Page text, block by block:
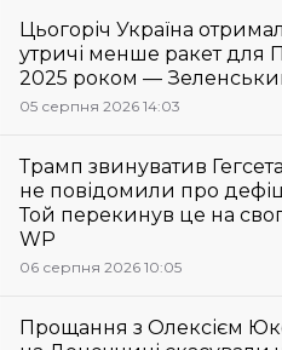
Цьогоріч Україна
утричі менше ракет для
2025 роком —
05 серпня 2026 14:03
Трамп звинуватив
не повідомили про
Той перекинув це на
WP
06 серпня 2026 10:05
Прощання з Олексієм